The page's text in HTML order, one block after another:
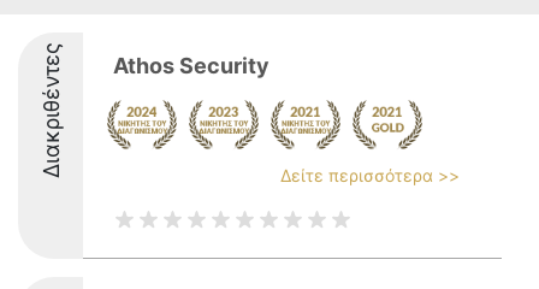
Διακριθέντες Athos Security
Δείτε περισσότερα >>